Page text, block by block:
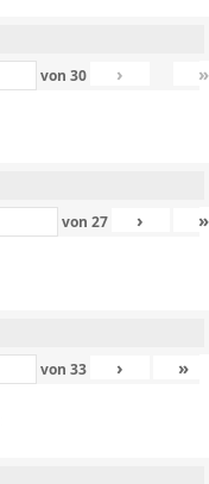
von30 › »
von 27 › »
von33 › »